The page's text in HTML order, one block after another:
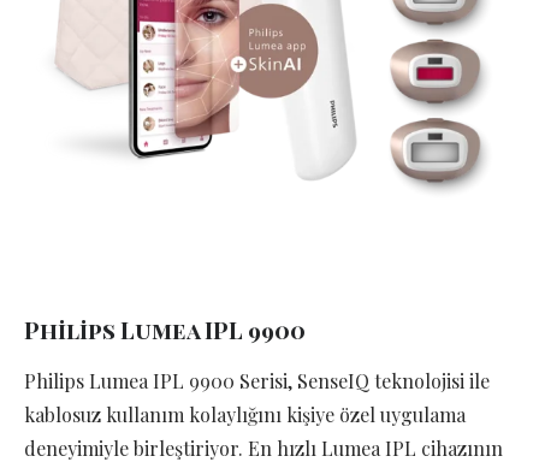
Philips Lumea IPL 9900
Philips Lumea IPL 9900 Serisi, SenseIQ teknolojisi ile
kablosuz kullanım kolaylığını kişiye özel uygulama
deneyimiyle birleştiriyor. En hızlı Lumea IPL cihazının